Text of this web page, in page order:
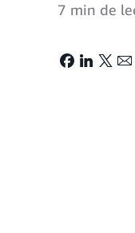
7 min de